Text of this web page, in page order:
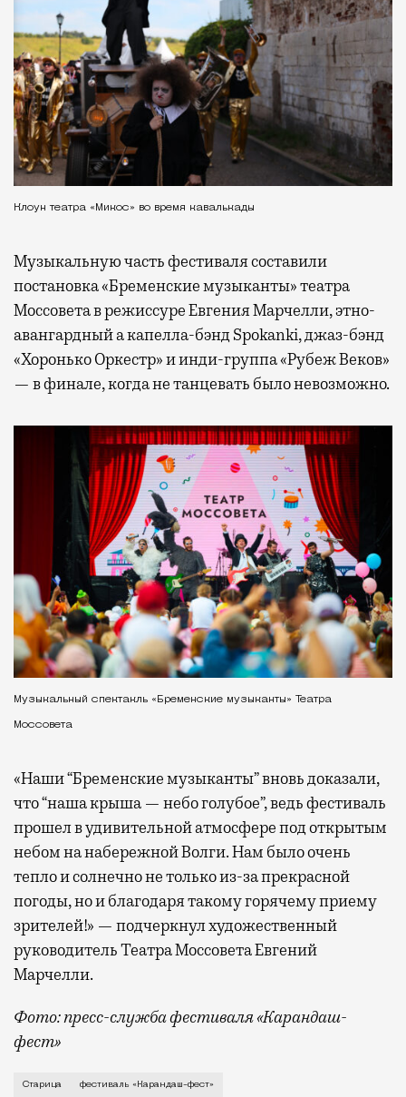
Клоун театра «Микос» во время кавалькады
Музыкальную часть фестиваля составили
постановка «Бременские музыканты» театра
Моссовета в режиссуре Евгения Марчелли, этно-
авангардный а капелла-бэнд Spokanki, джаз-бэнд
«Хоронько Оркестр» и инди-группа «Рубеж Веков»
— в финале, когда не танцевать было невозможно.
Музыкальный спектакль «Бременские музыканты» Театра
Моссовета
«Наши “Бременские музыканты” вновь доказали,
что “наша крыша — небо голубое”, ведь фестиваль
прошел в удивительной атмосфере под открытым
небом на набережной Волги. Нам было очень
тепло и солнечно не только из-за прекрасной
погоды, но и благодаря такому горячему приему
зрителей!» — подчеркнул художественный
руководитель Театра Моссовета Евгений
Марчелли.
Фото: пресс-служба фестиваля «Карандаш-
фест»
В минувший уикенд маленькая Старица в
Старица фестиваль «Карандаш-фест»